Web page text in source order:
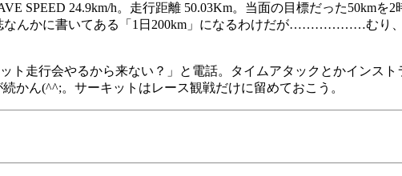
SPEED 24.9km/h。走行距離 50.03Km。当面の目標だった50km
なんかに書いてある「1日200km」になるわけだが………………むり
ト走行会やるから来ない？」と電話。タイムアタックとかインス
かん(^^;。サーキットはレース観戦だけに留めておこう。